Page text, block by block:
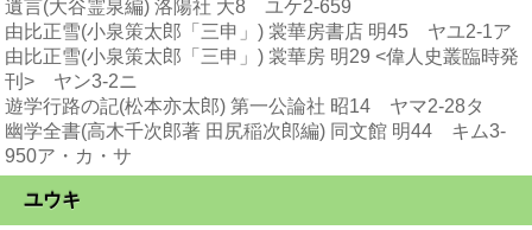
遺言(大谷霊泉編) 洛陽社 大8 ユケ2-659
由比正雪(小泉策太郎「三申」) 裳華房書店 明45 ヤユ2-1ア
由比正雪(小泉策太郎「三申」) 裳華房 明29 <偉人史叢臨時発
刊> ヤン3-2ニ
遊学行路の記(松本亦太郎) 第一公論社 昭14 ヤマ2-28タ
幽学全書(高木千次郎著 田尻稲次郎編) 同文館 明44 キム3-
950ア・カ・サ
ユウキ